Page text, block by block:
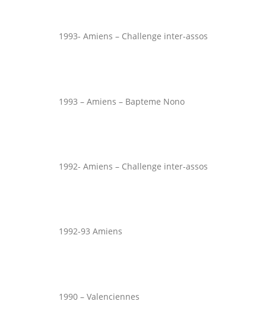
1993- Amiens – Challenge inter-assos
1993 – Amiens – Bapteme Nono
1992- Amiens – Challenge inter-assos
1992-93 Amiens
1990 – Valenciennes